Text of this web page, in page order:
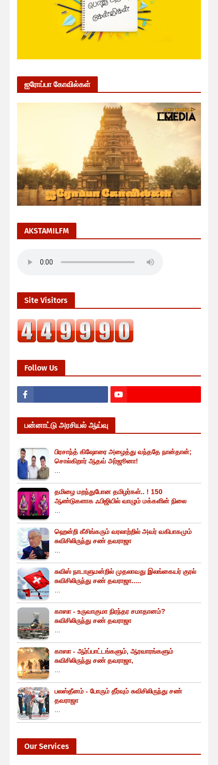
ஐரோப்பா கோவில்கள்
AKSTAMILFM
Site Visitors
Follow Us
பன்னாட்டு அரசியல் ஆய்வு
பிரசாந்த் கிஷோரை அழைத்து வந்ததே நான்தான்;
சொல்கிறார் ஆதவ் அர்ஜூனா!
...
தமிழை மறந்துபோன தமிழர்கள்.. ! 150
ஆண்டுகளாக ஃபிஜியில் வாழும் மக்களின் நிலை
...
ஹென்றி கீசிங்கரும் வரலாற்றில் அவர் வகிபாகமும்
சுவிசிலிருந்து சண் தவராஜா
...
சுவிஸ் நாடாளுமன்றில் முதலாவது இலங்கையர் குரல்
சுவிசிலிருந்து சண் தவராஜா.....
...
காஸா - உருவாகுமா நிரந்தர சமாதானம்?
சுவிசிலிருந்து சண் தவராஜா
...
காஸா - ஆர்ப்பாட்டங்களும், ஆரவாரங்களும்
சுவிசிலிருந்து சண் தவராஜா,
...
பலஸ்தீனம் - போரும் தீர்வும் சுவிசிலிருந்து சண்
தவராஜா
...
Our Services